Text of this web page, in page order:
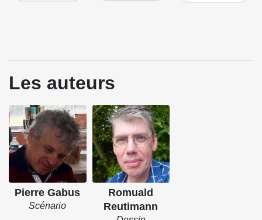
Les auteurs
Pierre Gabus
Scénario
Romuald
Reutimann